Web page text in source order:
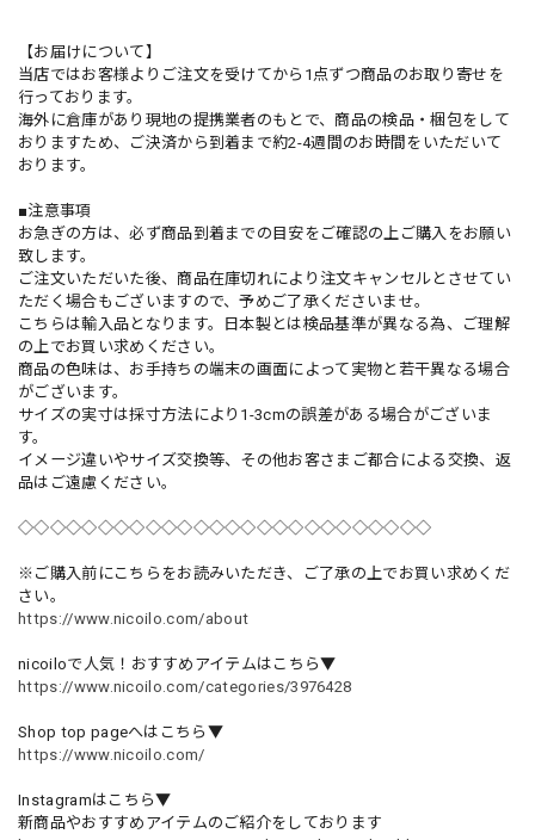
【お届けについて】
当店ではお客様よりご注文を受けてから1点ずつ商品のお取り寄せを
行っております。
海外に倉庫があり現地の提携業者のもとで、商品の検品・梱包をして
おりますため、ご決済から到着まで約2-4週間のお時間をいただいて
おります。
■注意事項
お急ぎの方は、必ず商品到着までの目安をご確認の上ご購入をお願い
致します。
ご注文いただいた後、商品在庫切れにより注文キャンセルとさせてい
ただく場合もございますので、予めご了承くださいませ。
こちらは輸入品となります。日本製とは検品基準が異なる為、ご理解
の上でお買い求めください。
商品の色味は、お手持ちの端末の画面によって実物と若干異なる場合
がございます。
サイズの実寸は採寸方法により1-3cmの誤差がある場合がございま
す。
イメージ違いやサイズ交換等、その他お客さまご都合による交換、返
品はご遠慮ください。
◇◇◇◇◇◇◇◇◇◇◇◇◇◇◇◇◇◇◇◇◇◇◇◇◇◇
※ご購入前にこちらをお読みいただき、ご了承の上でお買い求めくだ
さい。
https://www.nicoilo.com/about
nicoiloで人気！おすすめアイテムはこちら▼
https://www.nicoilo.com/categories/3976428
Shop top pageへはこちら▼
https://www.nicoilo.com/
Instagramはこちら▼
新商品やおすすめアイテムのご紹介をしております